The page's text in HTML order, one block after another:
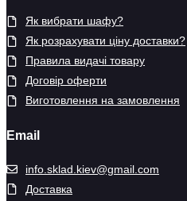
Як вибрати шафу?
Як розрахувати ціну доставки?
Правила видачі товару
Договір оферти
Виготовлення на замовлення
Email
info.sklad.kiev@gmail.com
Доставка